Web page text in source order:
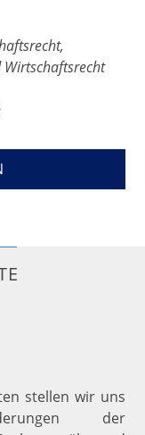
stellen wir uns
der